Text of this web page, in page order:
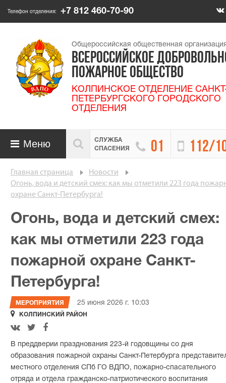
Телефон отделения: +7 812 460-70-90
Общероссийская общественная
ВСЕРОССИЙСКОЕ
ПОЖАРНОЕ ОБЩЕСТВО
КОЛПИНСКОЕ ОТДЕЛЕНИЕ
ПЕТЕРБУРГСКОГО ГОРОДСКОГО
ОТДЕЛЕНИЯ

СЛУЖБА
СПАСЕНИЯ
 01  112/
 Меню
Главная страница
Новости
Огонь, вода и детский смех: как мы отметили 223 года
охране Санкт-Петербурга!
Огонь, вода и детский смех:
как мы отметили 223 года
пожарной охране Санкт-
Петербурга!
МЕРОПРИЯТИЯ 25 июня 2026 г. 10:03
 КОЛПИНСКИЙ РАЙОН
  
В преддверии празднования 223-й годовщины со дня
образования пожарной охраны Санкт-Петербурга
местного отделения СПб ГО ВДПО, пожарно-спасательного
отряда и отдела гражданско-патриотического воспитания